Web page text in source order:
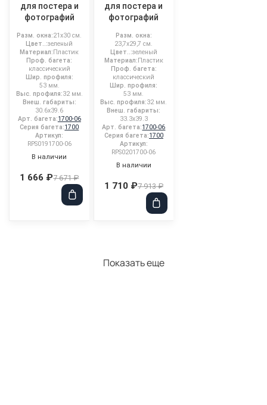
для постера и
фотографий
Разм. окна:21x30 см.
Цвет..:зеленый
Материал:Пластик
Проф. багета:
классический
Шир. профиля:
53 мм.
Выс. профиля:32 мм.
Внеш. габариты:
30.6x39.6
Арт. багета:1700-06
Серия багета:1700
Артикул:
RPS0191700-06
В наличии
1 666 ₽7 671 ₽
для постера и
фотографий
Разм. окна:
23,7x29,7 см.
Цвет..:зеленый
Материал:Пластик
Проф. багета:
классический
Шир. профиля:
53 мм.
Выс. профиля:32 мм.
Внеш. габариты:
33.3x39.3
Арт. багета:1700-06
Серия багета:1700
Артикул:
RPS0201700-06
В наличии
1 710 ₽7 913 ₽
Показать еще